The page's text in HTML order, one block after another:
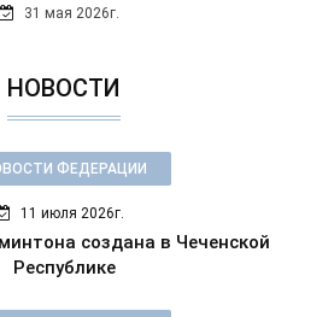
31 мая 2026г.
НОВОСТИ
ФЕДЕРАЦИИ
11 июля 2026г.
создана в Чеченской
Республике